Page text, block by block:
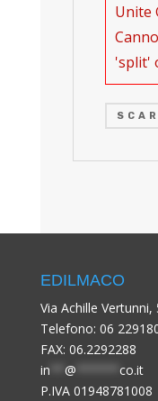
Unite
'split'
EDILMACO
Via Achille
Telefono: 06
FAX: 06.2292288
in
@
co.it
P.IVA 01948781008